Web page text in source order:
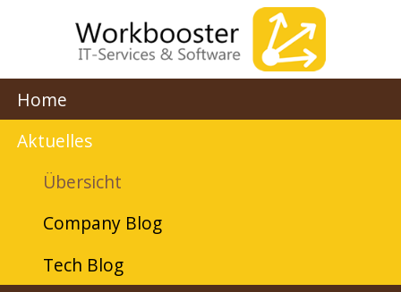
Home
Aktuelles
Übersicht
Company Blog
Tech Blog